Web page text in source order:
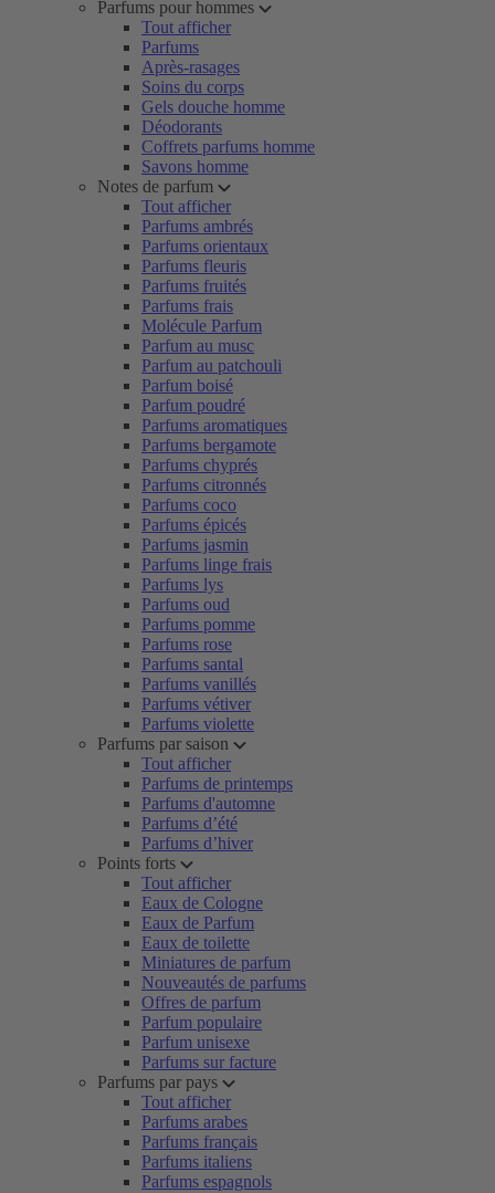
Parfums pour hommes
Tout afficher
Parfums
Après-rasages
Soins du corps
Gels douche homme
Déodorants
Coffrets parfums homme
Savons homme
Notes de parfum
Tout afficher
Parfums ambrés
Parfums orientaux
Parfums fleuris
Parfums fruités
Parfums frais
Molécule Parfum
Parfum au musc
Parfum au patchouli
Parfum boisé
Parfum poudré
Parfums aromatiques
Parfums bergamote
Parfums chyprés
Parfums citronnés
Parfums coco
Parfums épicés
Parfums jasmin
Parfums linge frais
Parfums lys
Parfums oud
Parfums pomme
Parfums rose
Parfums santal
Parfums vanillés
Parfums vétiver
Parfums violette
Parfums par saison
Tout afficher
Parfums de printemps
Parfums d'automne
Parfums d’été
Parfums d’hiver
Points forts
Tout afficher
Eaux de Cologne
Eaux de Parfum
Eaux de toilette
Miniatures de parfum
Nouveautés de parfums
Offres de parfum
Parfum populaire
Parfum unisexe
Parfums sur facture
Parfums par pays
Tout afficher
Parfums arabes
Parfums français
Parfums italiens
Parfums espagnols